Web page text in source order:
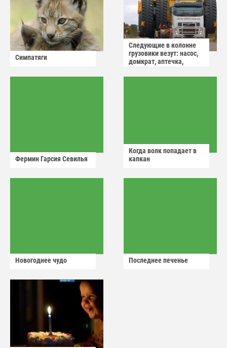
Симпатяги
Следующие в колонне
грузовики везут: насос,
домкрат, аптечка,
Фермин Гарсия Севилья
Когда волк попадает в
капкан
Новогоднее чудо Последнее печенье